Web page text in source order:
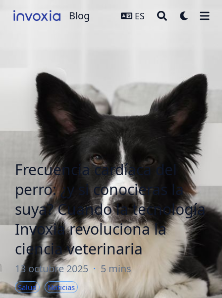
Blog Blog ES
Frecuencia cardíaca del
perro: ¿y si conocieras la
suya? Cuando la tecnología
Invoxia revoluciona la
ciencia veterinaria
13 octubre 2025 · 5 mins
Salud Noticias